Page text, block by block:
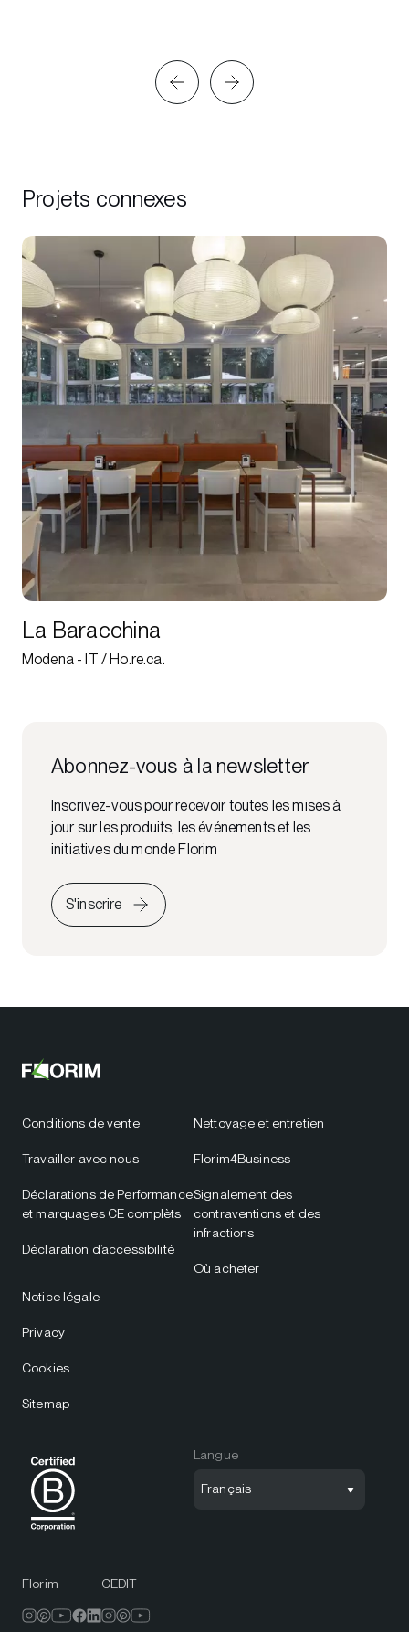
Projets connexes
La Baracchina
Modena - IT / Ho.re.ca.
Abonnez-vous à la newsletter
Inscrivez-vous pour recevoir toutes les mises à
jour sur les produits, les événements et les
initiatives du monde Florim
S'inscrire
Conditions de vente
Travailler avec nous
Déclarations de Performance
et marquages CE complèts
Déclaration d’accessibilité
Nettoyage et entretien
Florim4Business
Signalement des
contraventions et des
infractions
Où acheter
Notice légale
Privacy
Cookies
Sitemap
Langue
Français
Florim CEDIT